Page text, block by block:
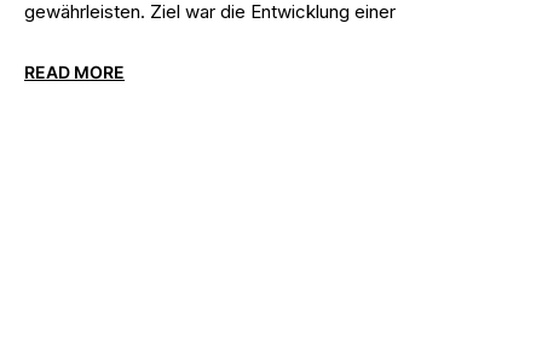
gewährleisten. Ziel war die Entwicklung einer
READ MORE